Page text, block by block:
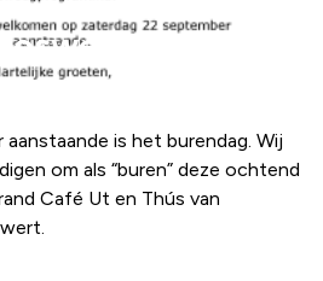
is het burendag. Wij
om als “buren” deze ochtend
Café Ut en Thús van